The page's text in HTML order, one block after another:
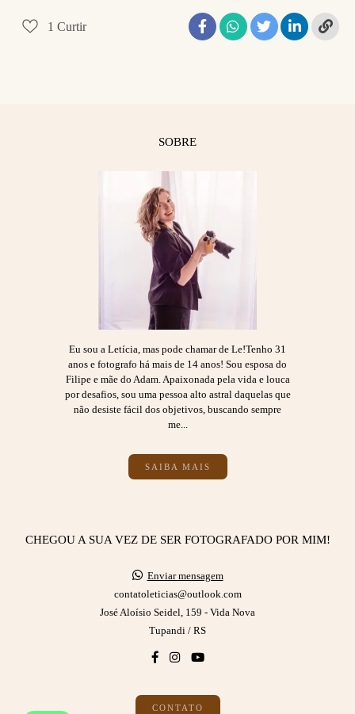
1 Curtir
SOBRE
Eu sou a Letícia, mas pode chamar de Le!Tenho 31
anos e fotografo há mais de 14 anos! Sou esposa do
Filipe e mãe do Adam. Apaixonada pela vida e louca
por desafios, sou uma pessoa alto astral daquelas que
não desiste fácil dos objetivos, buscando sempre
me...
SAIBA MAIS
CHEGOU A SUA VEZ DE SER FOTOGRAFADO POR MIM!
Enviar mensagem
contatoleticias@outlook.com
José Aloísio Seidel, 159 - Vida Nova
Tupandi / RS
CONTATO